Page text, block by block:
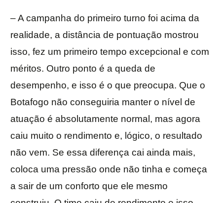
– A campanha do primeiro turno foi acima da
realidade, a distância de pontuação mostrou
isso, fez um primeiro tempo excepcional e com
méritos. Outro ponto é a queda de
desempenho, e isso é o que preocupa. Que o
Botafogo não conseguiria manter o nível de
atuação é absolutamente normal, mas agora
caiu muito o rendimento e, lógico, o resultado
não vem. Se essa diferença cai ainda mais,
coloca uma pressão onde não tinha e começa
a sair de um conforto que ele mesmo